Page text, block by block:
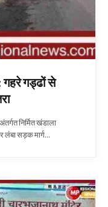
गहरे गड्ढों से
निर्मित खंडाला
लंबा सड़क मार्ग…